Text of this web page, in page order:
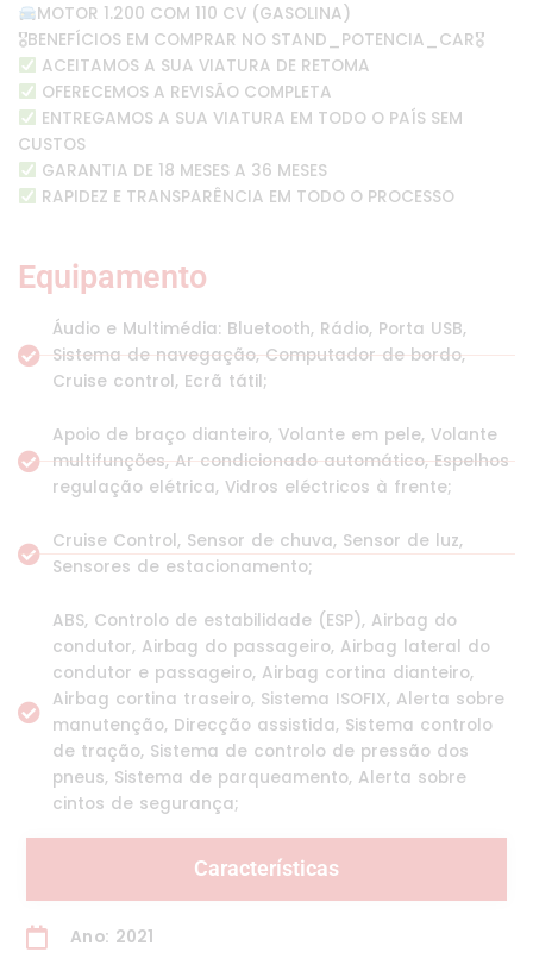
MOTOR 1.200 COM 110 CV (GASOLINA)
🎖BENEFÍCIOS EM COMPRAR NO STAND_POTENCIA_CAR🎖
ACEITAMOS A SUA VIATURA DE RETOMA
OFERECEMOS A REVISÃO COMPLETA
ENTREGAMOS A SUA VIATURA EM TODO O PAÍS SEM
CUSTOS
GARANTIA DE 18 MESES A 36 MESES
RAPIDEZ E TRANSPARÊNCIA EM TODO O PROCESSO
Equipamento
Áudio e Multimédia: Bluetooth, Rádio, Porta USB,
Sistema de navegação, Computador de bordo,
Cruise control, Ecrã tátil;
Apoio de braço dianteiro, Volante em pele, Volante
multifunções, Ar condicionado automático, Espelhos
regulação elétrica, Vidros eléctricos à frente;
Cruise Control, Sensor de chuva, Sensor de luz,
Sensores de estacionamento;
ABS, Controlo de estabilidade (ESP), Airbag do
condutor, Airbag do passageiro, Airbag lateral do
condutor e passageiro, Airbag cortina dianteiro,
Airbag cortina traseiro, Sistema ISOFIX, Alerta sobre
manutenção, Direcção assistida, Sistema controlo
de tração, Sistema de controlo de pressão dos
pneus, Sistema de parqueamento, Alerta sobre
cintos de segurança;
Características
Ano: 2021